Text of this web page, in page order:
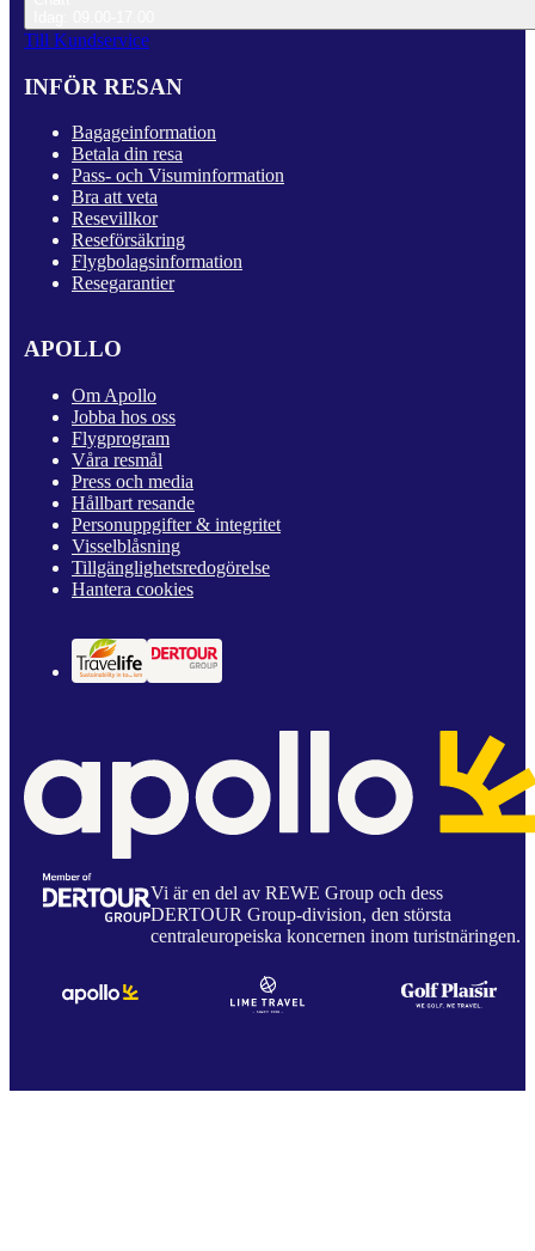
Till Kundservice
INFÖR RESAN
Bagageinformation
Betala din resa
Pass- och Visuminformation
Bra att veta
Resevillkor
Reseförsäkring
Flygbolagsinformation
Resegarantier
APOLLO
Om Apollo
Jobba hos oss
Flygprogram
Våra resmål
Press och media
Hållbart resande
Personuppgifter & integritet
Visselblåsning
Tillgänglighetsredogörelse
Hantera cookies
Vi är en del av REWE Group och dess
DERTOUR Group-division, den största
centraleuropeiska koncernen inom turistnäringen.